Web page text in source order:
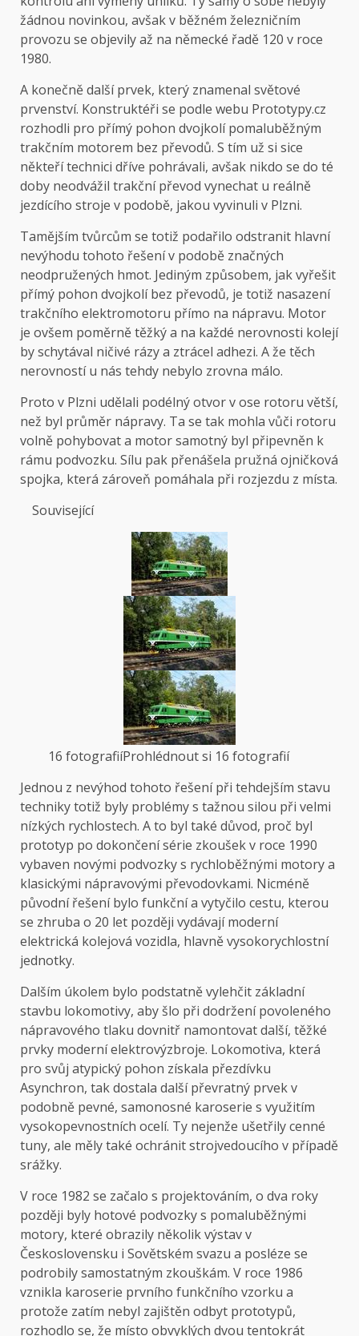
žádnou novinkou, avšak v běžném železničním
provozu se objevily až na německé řadě 120 v roce
1980.
A konečně další prvek, který znamenal světové
prvenství. Konstruktéři se podle webu Prototypy.cz
rozhodli pro přímý pohon dvojkolí pomaluběžným
trakčním motorem bez převodů. S tím už si sice
někteří technici dříve pohrávali, avšak nikdo se do té
doby neodvážil trakční převod vynechat u reálně
jezdícího stroje v podobě, jakou vyvinuli v Plzni.
Tamějším tvůrcům se totiž podařilo odstranit hlavní
nevýhodu tohoto řešení v podobě značných
neodpružených hmot. Jediným způsobem, jak vyřešit
přímý pohon dvojkolí bez převodů, je totiž nasazení
trakčního elektromotoru přímo na nápravu. Motor
je ovšem poměrně těžký a na každé nerovnosti kolejí
by schytával ničivé rázy a ztrácel adhezi. A že těch
nerovností u nás tehdy nebylo zrovna málo.
Proto v Plzni udělali podélný otvor v ose rotoru větší,
než byl průměr nápravy. Ta se tak mohla vůči rotoru
volně pohybovat a motor samotný byl připevněn k
rámu podvozku. Sílu pak přenášela pružná ojničková
spojka, která zároveň pomáhala při rozjezdu z místa.
Související
16 fotografiíProhlédnout si 16 fotografií
Jednou z nevýhod tohoto řešení při tehdejším stavu
techniky totiž byly problémy s tažnou silou při velmi
nízkých rychlostech. A to byl také důvod, proč byl
prototyp po dokončení série zkoušek v roce 1990
vybaven novými podvozky s rychloběžnými motory a
klasickými nápravovými převodovkami. Nicméně
původní řešení bylo funkční a vytyčilo cestu, kterou
se zhruba o 20 let později vydávají moderní
elektrická kolejová vozidla, hlavně vysokorychlostní
jednotky.
Dalším úkolem bylo podstatně vylehčit základní
stavbu lokomotivy, aby šlo při dodržení povoleného
nápravového tlaku dovnitř namontovat další, těžké
prvky moderní elektrovýzbroje. Lokomotiva, která
pro svůj atypický pohon získala přezdívku
Asynchron, tak dostala další převratný prvek v
podobně pevné, samonosné karoserie s využitím
vysokopevnostních ocelí. Ty nejenže ušetřily cenné
tuny, ale měly také ochránit strojvedoucího v případě
srážky.
V roce 1982 se začalo s projektováním, o dva roky
později byly hotové podvozky s pomaluběžnými
motory, které obrazily několik výstav v
Československu i Sovětském svazu a posléze se
podrobily samostatným zkouškám. V roce 1986
vznikla karoserie prvního funkčního vzorku a
protože zatím nebyl zajištěn odbyt prototypů,
rozhodlo se, že místo obvyklých dvou tentokrát